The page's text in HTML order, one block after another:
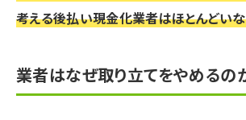
考える後払い現金化業者はほとんどい
業者はなぜ取り立てをやめるの